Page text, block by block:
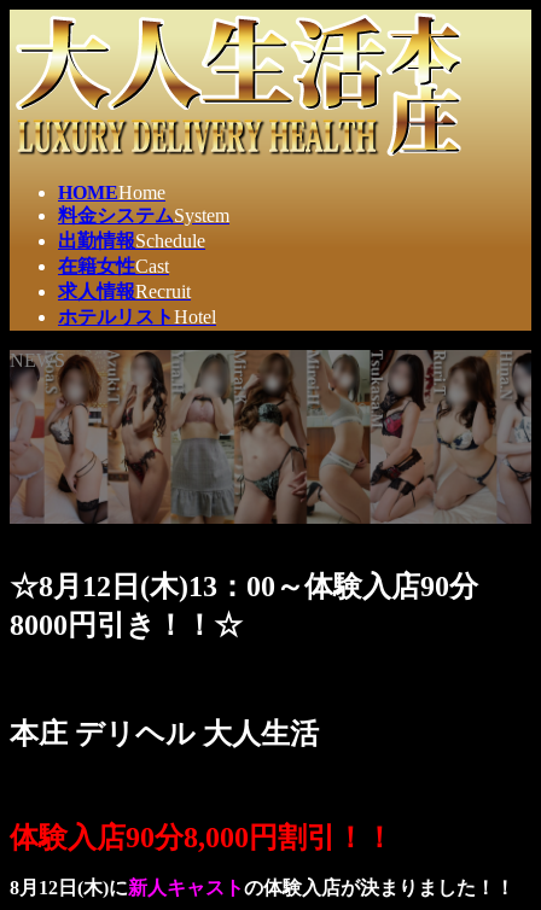
ン
ン
ツ
へ
ビ
ー
シ
ョ
HOMEHome
料金システムSystem
出勤情報Schedule
在籍女性Cast
求人情報Recruit
ホテルリストHotel
NEWS
☆8月12日(木)13：00～体験入店90分
8000円引き！！☆
本庄 デリヘル 大人生活
体験入店90分8,000円割引！！
8月12日(木)に新人キャストの体験入店が決まりました！！